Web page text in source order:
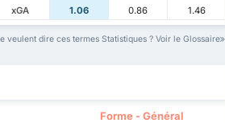
xGA
1.06 0.86 1.46
veulent dire ces termes Statistiques ? Voir le Glossaire
Forme - Général